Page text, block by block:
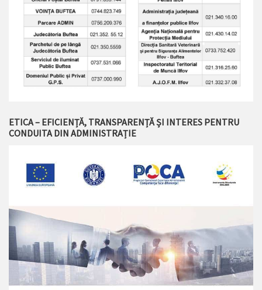
ETICA – EFICIENȚĂ, TRANSPARENȚĂ ȘI INTERES PENTRU
CONDUITA DIN ADMINISTRAȚIE